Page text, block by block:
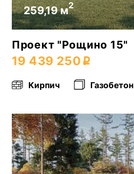
259,19 м2
Проект "Рощино 15"
19 439 250
Кирпич Газобетон